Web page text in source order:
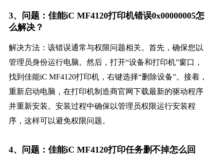
3、问题：佳能iC MF4120打印机错误0x00000005怎
么解决？
解决方法：该错误通常与权限问题相关。首先，确保您以
管理员身份运行电脑。然后，打开“设备和打印机”窗口，
找到佳能iC MF4120打印机，右键选择“删除设备”。接着，
重新启动电脑，在打印机制造商官网下载最新的驱动程序
并重新安装。安装过程中确保以管理员权限运行安装程
序，这样可以避免权限问题。
4、问题：佳能iC MF4120打印任务删不掉怎么回